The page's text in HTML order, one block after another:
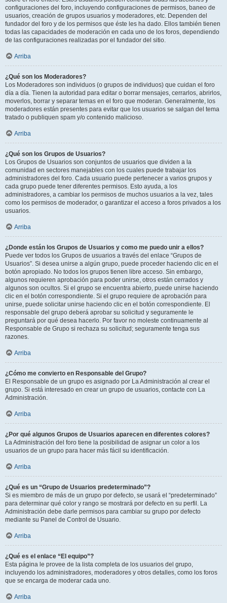
configuraciones del foro, incluyendo configuraciones de permisos, baneo de
usuarios, creación de grupos usuarios y moderadores, etc. Dependen del
fundador del foro y de los permisos que éste les ha dado. Ellos también tienen
todas las capacidades de moderación en cada uno de los foros, dependiendo
de las configuraciones realizadas por el fundador del sitio.
Arriba
¿Qué son los Moderadores?
Los Moderadores son individuos (o grupos de individuos) que cuidan el foro
día a día. Tienen la autoridad para editar o borrar mensajes, cerrarlos, abrirlos,
moverlos, borrar y separar temas en el foro que moderan. Generalmente, los
moderadores están presentes para evitar que los usuarios se salgan del tema
tratado o publiquen spam y/o contenido malicioso.
Arriba
¿Qué son los Grupos de Usuarios?
Los Grupos de Usuarios son conjuntos de usuarios que dividen a la
comunidad en sectores manejables con los cuales puede trabajar los
administradores del foro. Cada usuario puede pertenecer a varios grupos y
cada grupo puede tener diferentes permisos. Esto ayuda, a los
administradores, a cambiar los permisos de muchos usuarios a la vez, tales
como los permisos de moderador, o garantizar el acceso a foros privados a los
usuarios.
Arriba
¿Donde están los Grupos de Usuarios y como me puedo unir a ellos?
Puede ver todos los Grupos de usuarios a través del enlace “Grupos de
Usuarios”. Si desea unirse a algún grupo, puede proceder haciendo clic en el
botón apropiado. No todos los grupos tienen libre acceso. Sin embargo,
algunos requieren aprobación para poder unirse, otros están cerrados y
algunos son ocultos. Si el grupo se encuentra abierto, puede unirse haciendo
clic en el botón correspondiente. Si el grupo requiere de aprobación para
unirse, puede solicitar unirse haciendo clic en el botón correspondiente. El
responsable del grupo deberá aprobar su solicitud y seguramente le
preguntará por qué desea hacerlo. Por favor no moleste continuamente al
Responsable de Grupo si rechaza su solicitud; seguramente tenga sus
razones.
Arriba
¿Cómo me convierto en Responsable del Grupo?
El Responsable de un grupo es asignado por La Administración al crear el
grupo. Si está interesado en crear un grupo de usuarios, contacte con La
Administración.
Arriba
¿Por qué algunos Grupos de Usuarios aparecen en diferentes colores?
La Administración del foro tiene la posibilidad de asignar un color a los
usuarios de un grupo para hacer más fácil su identificación.
Arriba
¿Qué es un “Grupo de Usuarios predeterminado”?
Si es miembro de más de un grupo por defecto, se usará el “predeterminado”
para determinar qué color y rango se mostrará por defecto en su perfil. La
Administración debe darle permisos para cambiar su grupo por defecto
mediante su Panel de Control de Usuario.
Arriba
¿Qué es el enlace “El equipo”?
Esta página le provee de la lista completa de los usuarios del grupo,
incluyendo los administradores, moderadores y otros detalles, como los foros
que se encarga de moderar cada uno.
Arriba